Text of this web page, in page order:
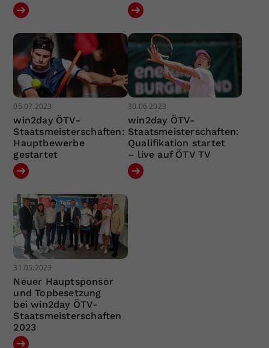
05.07.2023
win2day ÖTV-
Staatsmeisterschaften:
Hauptbewerbe
gestartet
30.06.2023
win2day ÖTV-
Staatsmeisterschaften:
Qualifikation startet
– live auf ÖTV TV
31.05.2023
Neuer Hauptsponsor
und Topbesetzung
bei win2day ÖTV-
Staatsmeisterschaften
2023